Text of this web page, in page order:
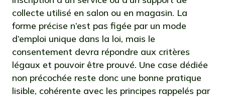
collecte utilisé en salon ou en magasin. La
forme précise n’est pas figée par un mode
d’emploi unique dans la loi, mais le
consentement devra répondre aux critères
légaux et pouvoir être prouvé. Une case dédiée
non précochée reste donc une bonne pratique
lisible, cohérente avec les principes rappelés par